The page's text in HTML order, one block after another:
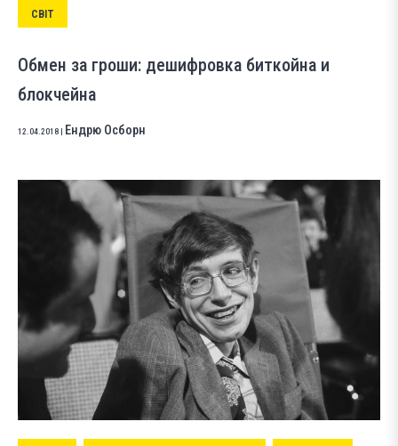
СВІТ
Обмен за гроши: дешифровка биткойна и
блокчейна
12.04.2018 Ендрю Осборн